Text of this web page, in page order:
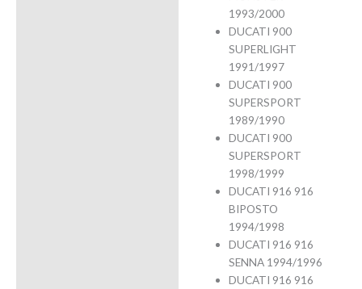
1993/2000
DUCATI 900
SUPERLIGHT
1991/1997
DUCATI 900
SUPERSPORT
1989/1990
DUCATI 900
SUPERSPORT
1998/1999
DUCATI 916 916
BIPOSTO
1994/1998
DUCATI 916 916
SENNA 1994/1996
DUCATI 916 916